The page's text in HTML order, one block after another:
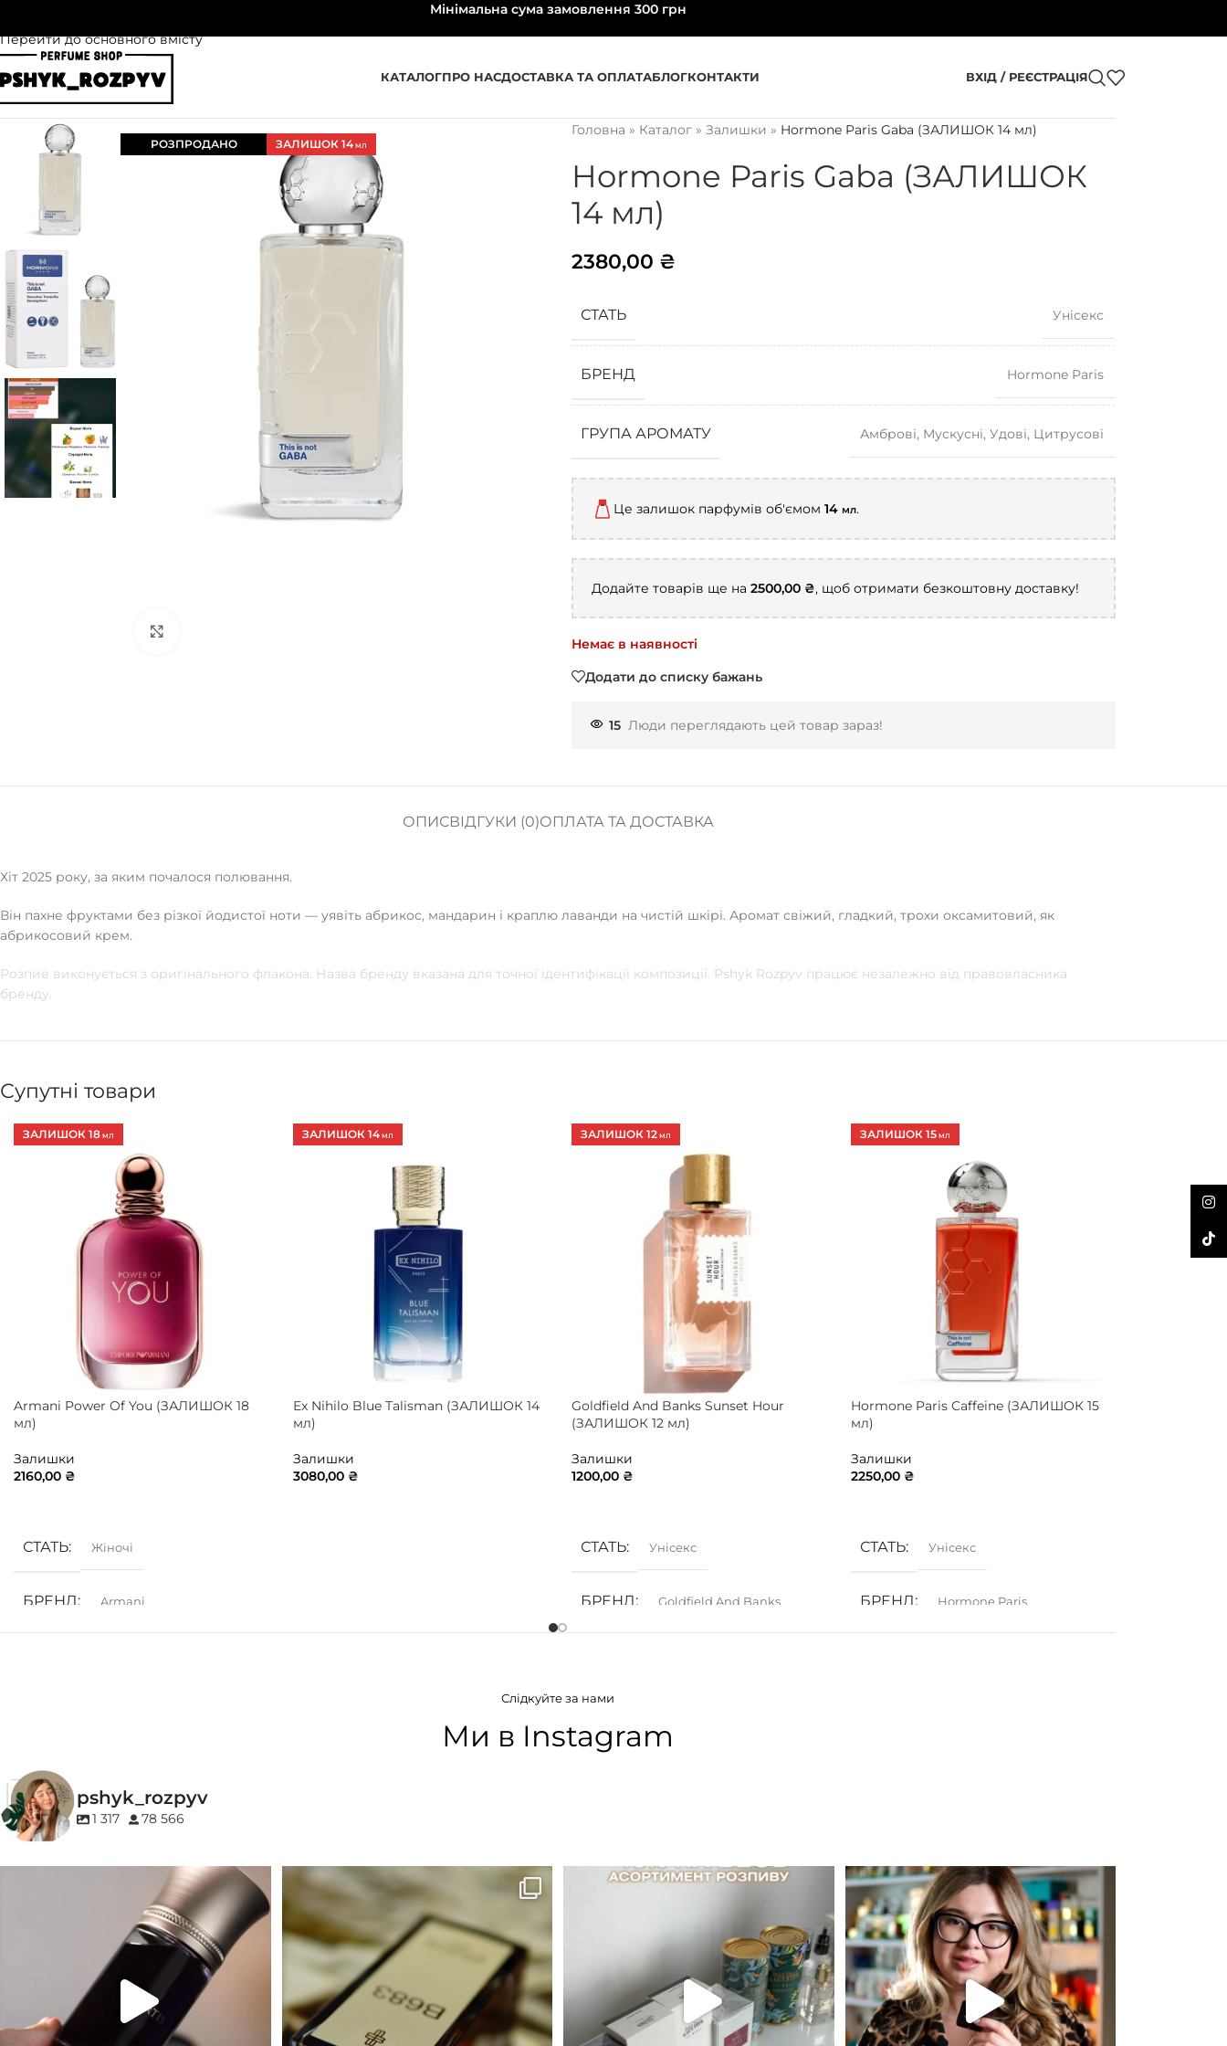
Перейти до основного вмісту
Мінімальна сума замовлення 300 грн
КАТАЛОГПРО НАСДОСТАВКА ТА ОПЛАТАБЛОГКОНТАКТИ ВХІД / РЕЄСТРАЦІЯ
РОЗПРОДАНО ЗАЛИШОК 14 МЛ
Головна » Каталог» Залишки » Hormone Paris Gaba (ЗАЛИШОК 14 мл)
Hormone Paris Gaba (ЗАЛИШОК
14 мл)
2380,00 ₴
СТАТЬ Унісекс
БРЕНД Hormone Paris
ГРУПА АРОМАТУ Амброві, Мускусні, Удові, Цитрусові
Це залишок парфумів об'ємом 14 мл.
Додайте товарів ще на 2500,00 ₴, щоб отримати безкоштовну доставку!
Немає в наявності
Додати до списку бажань
15 Люди переглядають цей товар зараз!
ОПИСВІДГУКИ (0)ОПЛАТА ТА ДОСТАВКА
Хіт 2025 року, за яким почалося полювання.
Він пахне фруктами без різкої йодистої ноти — уявіть абрикос, мандарин і краплю лаванди на чистій шкірі. Аромат свіжий, гладкий, трохи оксамитовий, як
абрикосовий крем.
Розпив виконується з оригінального флакона. Назва бренду вказана для точної ідентифікації композиції. Pshyk Rozpyv працює незалежно від правовласника
бренду.
Супутні товари
ЗАЛИШОК 18 МЛ
Armani Power Of You (ЗАЛИШОК 18
мл)
Залишки
2160,00 ₴
СТАТЬ Жіночі
БРЕНД Armani
КОНЦЕНТРАЦІЯ
EDP (парфумована вода)
ЗАЛИШОК 14МЛ
Ex Nihilo Blue Talisman (ЗАЛИШОК 14
мл)
Залишки
3080,00 ₴
ЗАЛИШОК 12 МЛ
Goldfield And Banks Sunset Hour
(ЗАЛИШОК 12 мл)
Залишки
1200,00 ₴
СТАТЬ Унісекс
БРЕНД Goldfield And Banks
Деревинні
ЗАЛИШОК 15МЛ
Hormone Paris Caffeine (ЗАЛИШОК 15
мл)
Залишки
2250,00 ₴
СТАТЬ Унісекс
БРЕНД Hormone Paris
Слідкуйте за нами
Ми в Instagram
pshyk_rozpyv
1 317 78 566
Для замовлення переходьте на сайт або в
Instagram...
33 2
Marc-Antoine Barrois B683 - це запах вечора в...
19 0
Знижка 15 % діє НА ОНЛАЙН
Для замовлення переходьте на сайт або в
Instagram...
301 36